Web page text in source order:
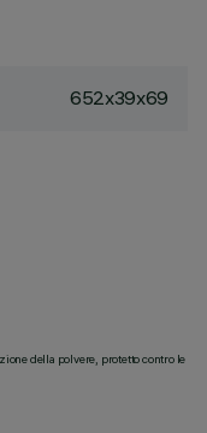
652x39x69
della polvere, protetto contro le